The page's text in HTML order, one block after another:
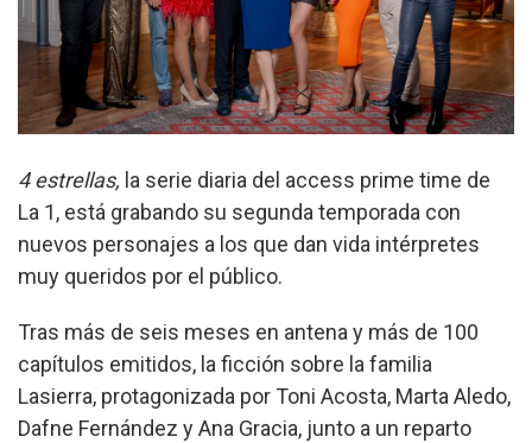
4 estrellas, la serie diaria del access prime time de
La 1, está grabando su segunda temporada con
nuevos personajes a los que dan vida intérpretes
muy queridos por el público.
Tras más de seis meses en antena y más de 100
capítulos emitidos, la ficción sobre la familia
Lasierra, protagonizada por Toni Acosta, Marta Aledo,
Dafne Fernández y Ana Gracia, junto a un reparto